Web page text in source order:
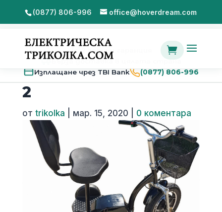
(0877) 806-996 office@hoverdream.com

2 години гаранция
Бърза доставка в цялата страна
Изплащане чрез TBI Bank
(0877) 806-996
2
от trikolka мар. 15, 2020 0 коментара